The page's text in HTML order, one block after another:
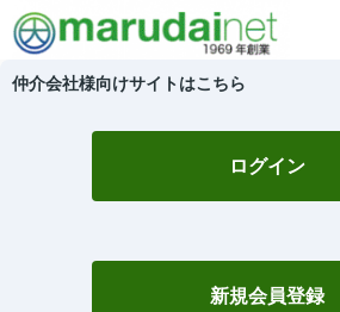
仲介会社様向けサイトはこちら
ログイン
新規会員登録